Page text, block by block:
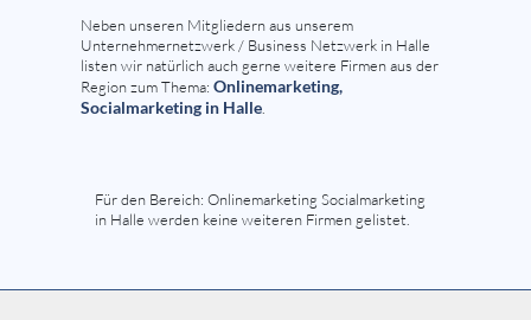
Neben unseren Mitgliedern aus unserem
Unternehmernetzwerk / Business Netzwerk in Halle
listen wir natürlich auch gerne weitere Firmen aus der
Region zum Thema: Onlinemarketing,
Socialmarketing in Halle.
Für den Bereich: Onlinemarketing Socialmarketing
in Halle werden keine weiteren Firmen gelistet.